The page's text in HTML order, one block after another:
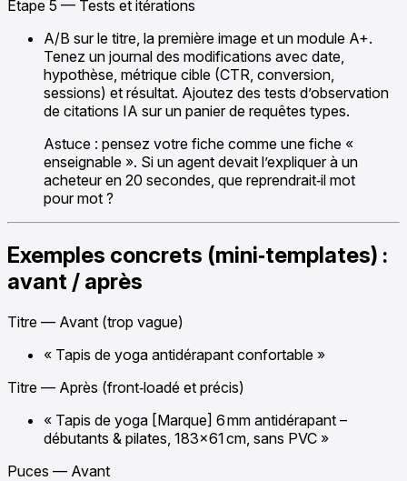
Étape 5 — Tests et itérations
A/B sur le titre, la première image et un module A+.
Tenez un journal des modifications avec date,
hypothèse, métrique cible (CTR, conversion,
sessions) et résultat. Ajoutez des tests d’observation
de citations IA sur un panier de requêtes types.
Astuce : pensez votre fiche comme une fiche «
enseignable ». Si un agent devait l’expliquer à un
acheteur en 20 secondes, que reprendrait‑il mot
pour mot ?
Exemples concrets (mini‑templates) :
avant / après
Titre — Avant (trop vague)
« Tapis de yoga antidérapant confortable »
Titre — Après (front‑loadé et précis)
« Tapis de yoga [Marque] 6 mm antidérapant –
débutants & pilates, 183×61 cm, sans PVC »
Puces — Avant